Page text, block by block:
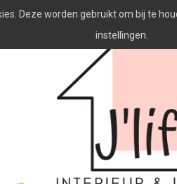
Deze worden gebruikt om bij te
instellingen.